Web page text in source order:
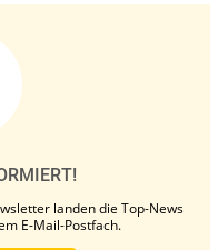
landen die Top-News
E-Mail-Postfach.